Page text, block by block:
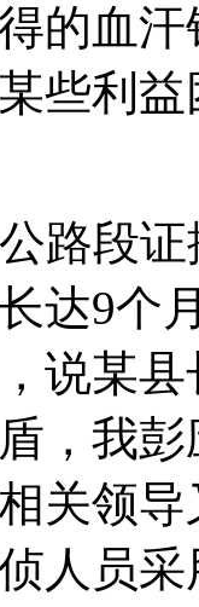
的血
些利
路段证
达9个
说某
，我
关领
人员